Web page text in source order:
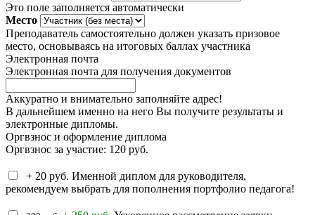
Это поле заполняется автоматически
Место
Преподаватель самостоятельно должен указать призовое
место, основываясь на итоговых баллах участника
Электронная почта
Электронная почта для получения документов
Аккуратно и внимательно заполняйте адрес!
В дальнейшем именно на него Вы получите результаты и
электронные дипломы.
Оргвзнос и оформление диплома
Оргвзнос за участие: 120 руб.
+ 20 руб. Именной диплом для руководителя,
рекомендуем выбрать для пополнения портфолио педагога!